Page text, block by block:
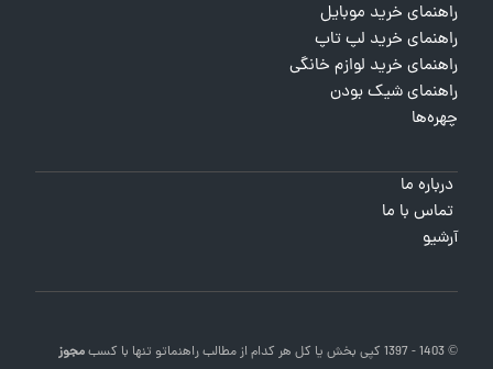
راهنمای خرید موبایل
راهنمای خرید لپ تاپ
راهنمای خرید لوازم خانگی
راهنمای شیک بودن
چهره‌ها
درباره ما
تماس با ما
آرشیو
© 1403 - 1397 کپی بخش یا کل هر کدام از مطالب راهنماتو تنها با کسبمجوز